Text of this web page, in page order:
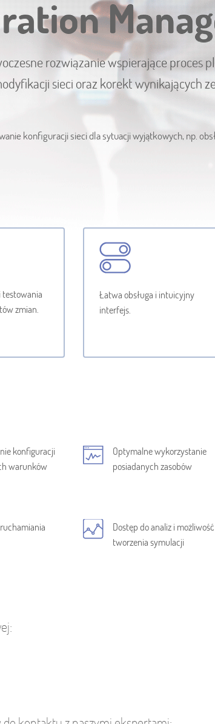
rozwiązanie wspierające proces
sieci oraz korekt wynikających
konfiguracji sieci dla sytuacji wyjątkowych, np.
testowania
zmian.
Łatwa obsługa i intuicyjny
interfejs.
konfiguracji
warunków
Optymalne wykorzystanie
posiadanych zasobów
Dostęp do analiz i możliwość
tworzenia symulacji